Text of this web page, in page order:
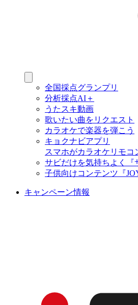
全国採点グランプリ
分析採点AI＋
うたスキ動画
歌いたい曲をリクエスト
カラオケで楽器を弾こう
キョクナビアプリ
スマホがカラオケリモコ
サビだけを気持ちよく『
子供向けコンテンツ『
キャンペーン情報